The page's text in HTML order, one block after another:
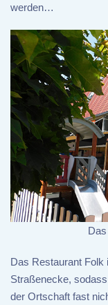
werden…
Das Restaurant Folk
Straßenecke,
der Ortschaft fast